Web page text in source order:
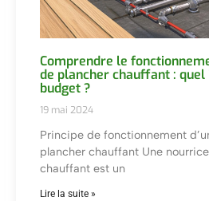
Comprendre le
de plancher chauffant :
budget ?
19 mai 2024
Principe de fonctionnement
plancher chauffant Une
chauffant est un
Lire la suite »